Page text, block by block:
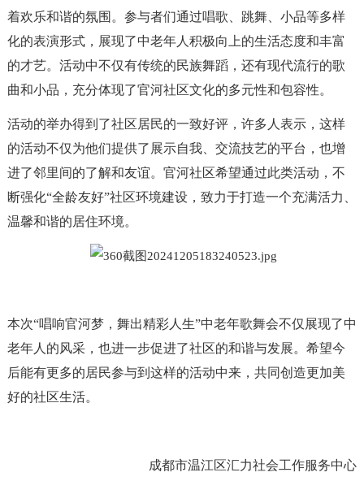
着欢乐和谐的氛围。参与者们通过唱歌、跳舞、小品等多样
化的表演形式，展现了中老年人积极向上的生活态度和丰富
的才艺。活动中不仅有传统的民族舞蹈，还有现代流行的歌
曲和小品，充分体现了官河社区文化的多元性和包容性。
活动的举办得到了社区居民的一致好评，许多人表示，这样
的活动不仅为他们提供了展示自我、交流技艺的平台，也增
进了邻里间的了解和友谊。官河社区希望通过此类活动，不
断强化“全龄友好”社区环境建设，致力于打造一个充满活力、
温馨和谐的居住环境。
本次“唱响官河梦，舞出精彩人生”中老年歌舞会不仅展现了中
老年人的风采，也进一步促进了社区的和谐与发展。希望今
后能有更多的居民参与到这样的活动中来，共同创造更加美
好的社区生活。
成都市温江区汇力社会工作服务中心